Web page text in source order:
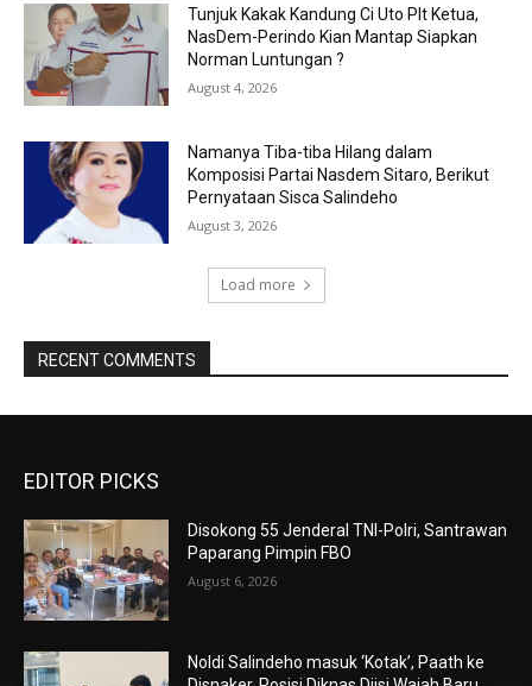
Tunjuk Kakak Kandung Ci Uto Plt Ketua,
NasDem-Perindo Kian Mantap Siapkan
Norman Luntungan ?
August 4, 2026
Namanya Tiba-tiba Hilang dalam
Komposisi Partai Nasdem Sitaro, Berikut
Pernyataan Sisca Salindeho
August 3, 2026
Load more
RECENT COMMENTS
EDITOR PICKS
Disokong 55 Jenderal TNI-Polri, Santrawan
Paparang Pimpin FBO
August 6, 2026
Noldi Salindeho masuk ‘Kotak’, Paath ke